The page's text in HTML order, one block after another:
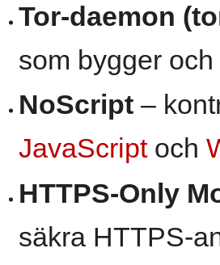
Tor-daemon
som bygger
NoScript –
JavaScriptoch
HTTPS-Only
säkra HTTPS-